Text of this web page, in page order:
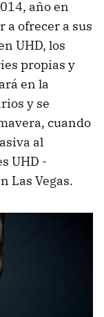
año en
a ofrecer a sus
UHD, los
propias y
en la
y se
cuando
al
UHD -
Las Vegas.